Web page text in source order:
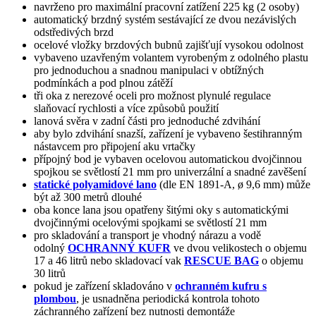
navrženo pro maximální pracovní zatížení 225 kg (2 osoby)
automatický brzdný systém sestávající ze dvou nezávislých
odstředivých brzd
ocelové vložky brzdových bubnů zajišťují vysokou odolnost
vybaveno uzavřeným volantem vyrobeným z odolného plastu
pro jednoduchou a snadnou manipulaci v obtížných
podmínkách a pod plnou zátěží
tři oka z nerezové oceli pro možnost plynulé regulace
slaňovací rychlosti a více způsobů použití
lanová svěra v zadní části pro jednoduché zdvihání
aby bylo zdvihání snazší, zařízení je vybaveno šestihranným
nástavcem pro připojení aku vrtačky
přípojný bod je vybaven ocelovou automatickou dvojčinnou
spojkou se světlostí 21 mm pro univerzální a snadné zavěšení
statické polyamidové lano (dle EN 1891-A, ø 9,6 mm) může
být až 300 metrů dlouhé
oba konce lana jsou opatřeny šitými oky s automatickými
dvojčinnými ocelovými spojkami se světlostí 21 mm
pro skladování a transport je vhodný nárazu a vodě
odolný OCHRANNÝ KUFR ve dvou velikostech o objemu
17 a 46 litrů nebo skladovací vak RESCUE BAG o objemu
30 litrů
pokud je zařízení skladováno v ochranném kufru s
plombou, je usnadněna periodická kontrola tohoto
záchranného zařízení bez nutnosti demontáže